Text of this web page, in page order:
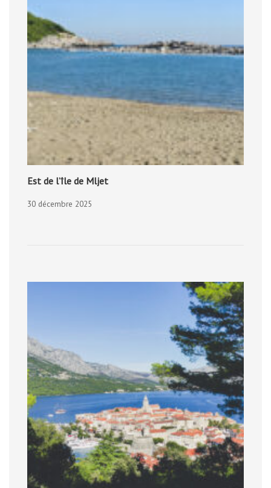
Est de l’île de Mljet
30 décembre 2025